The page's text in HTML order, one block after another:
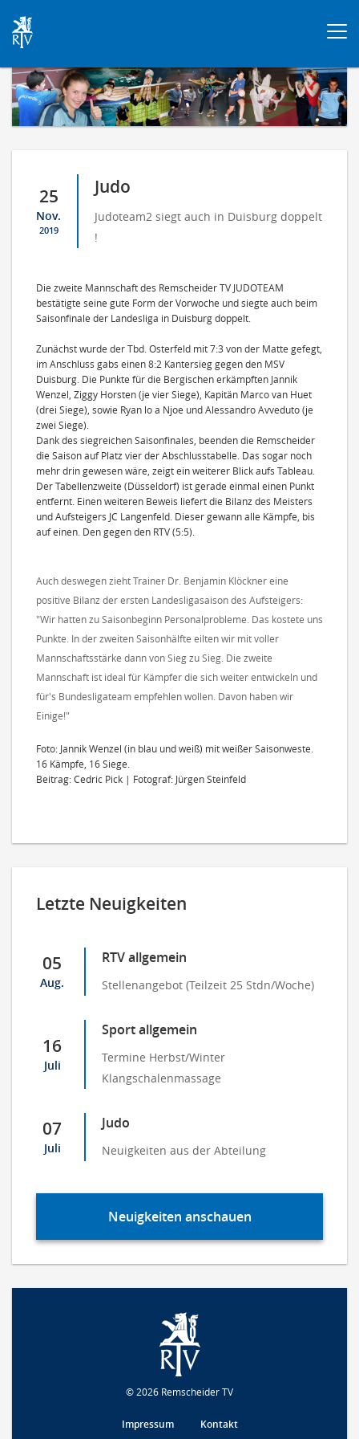
25
Nov.
2019
Judo
Judoteam2 siegt auch in Duisburg doppelt
!
Die zweite Mannschaft des Remscheider TV JUDOTEAM
bestätigte seine gute Form der Vorwoche und siegte auch beim
Saisonfinale der Landesliga in Duisburg doppelt.
Zunächst wurde der Tbd. Osterfeld mit 7:3 von der Matte gefegt,
im Anschluss gabs einen 8:2 Kantersieg gegen den MSV
Duisburg. Die Punkte für die Bergischen erkämpften Jannik
Wenzel, Ziggy Horsten (je vier Siege), Kapitän Marco van Huet
(drei Siege), sowie Ryan lo a Njoe und Alessandro Avveduto (je
zwei Siege).
Dank des siegreichen Saisonfinales, beenden die Remscheider
die Saison auf Platz vier der Abschlusstabelle. Das sogar noch
mehr drin gewesen wäre, zeigt ein weiterer Blick aufs Tableau.
Der Tabellenzweite (Düsseldorf) ist gerade einmal einen Punkt
entfernt. Einen weiteren Beweis liefert die Bilanz des Meisters
und Aufsteigers JC Langenfeld. Dieser gewann alle Kämpfe, bis
auf einen. Den gegen den RTV (5:5).
Auch deswegen zieht Trainer Dr. Benjamin Klöckner eine
positive Bilanz der ersten Landesligasaison des Aufsteigers:
"Wir hatten zu Saisonbeginn Personalprobleme. Das kostete uns
Punkte. In der zweiten Saisonhälfte eilten wir mit voller
Mannschaftsstärke dann von Sieg zu Sieg. Die zweite
Mannschaft ist ideal für Kämpfer die sich weiter entwickeln und
für's Bundesligateam empfehlen wollen. Davon haben wir
Einige!"
Foto: Jannik Wenzel (in blau und weiß) mit weißer Saisonweste.
16 Kämpfe, 16 Siege.
Beitrag: Cedric Pick | Fotograf: Jürgen Steinfeld
Letzte Neuigkeiten
05
Aug.
RTV allgemein
Stellenangebot (Teilzeit 25 Stdn/Woche)
16
Juli
Sport allgemein
Termine Herbst/Winter
Klangschalenmassage
07
Juli
Judo
Neuigkeiten aus der Abteilung
Neuigkeiten anschauen
© 2026 Remscheider TV
Impressum Kontakt